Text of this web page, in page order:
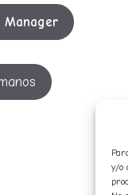
y/o
Manager